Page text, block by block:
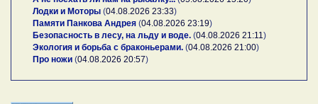
Лодки и Моторы (04.08.2026 23:33)
Памяти Панкова Андрея (04.08.2026 23:19)
Безопасность в лесу, на льду и воде. (04.08.2026 21:11)
Экология и борьба с браконьерами. (04.08.2026 21:00)
Про ножи (04.08.2026 20:57)